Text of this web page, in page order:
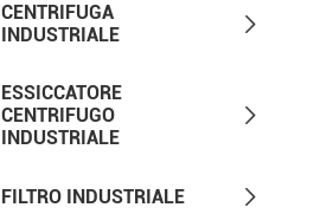
CENTRIFUGA
INDUSTRIALE

ESSICCATORE
CENTRIFUGO
INDUSTRIALE

FILTRO INDUSTRIALE 